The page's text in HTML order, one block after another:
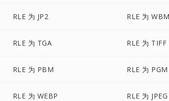
RLE 为 JP2 RLE 为
RLE 为 TGA RLE 为 TIFF
RLE 为 PBM RLE 为 PGM
RLE 为 WEBP RLE 为 JPEG